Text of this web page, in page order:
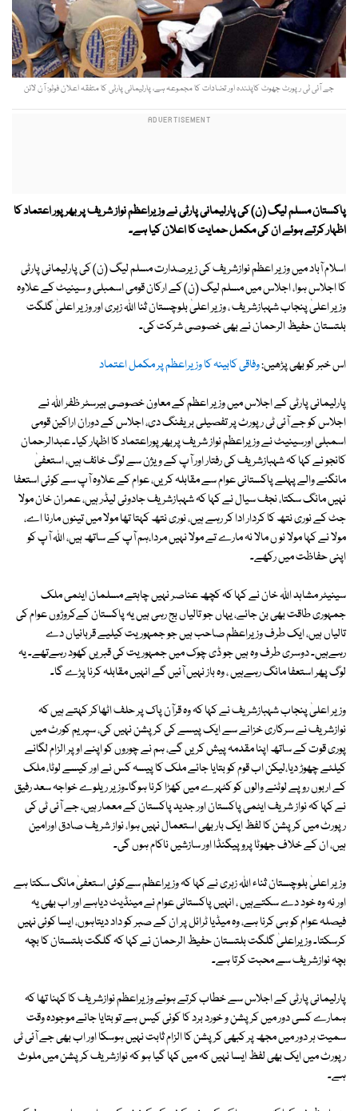
جے آئی ٹی رپورٹ جھوٹ کاپلندہ اور تضادات کا مجموعہ ہے، پارلیمانی پارٹی کا متفقہ اعلان فوٹو: آن لائن
پاکستان مسلم لیگ (ن) کی پارلیمانی پارٹی نے وزیراعظم نواز شریف پر بھر پور اعتماد کا
اظہار کرتے ہوئے ان کی مکمل حمایت کا اعلان کیا ہے۔
اسلام آباد میں وزیر اعظم نوازشریف کی زیرصدارت مسلم لیگ (ن) کی پارلیمانی پارٹی
کا اجلاس ہوا، اجلاس میں مسلم لیگ (ن) کے ارکان قومی اسمبلی و سینیٹ کے علاوہ
وزیر اعلیٰ پنجاب شہبازشریف ، وزیر اعلیٰ بلوچستان ثنا اللہ زہری اور وزیر اعلیٰ گلگت
بلتستان حفیظ الرحمان نے بھی خصوصی شرکت کی۔
اس خبر کو بھی پڑھیں:وفاقی کابینہ کا وزیراعظم پر مکمل اعتماد
پارلیمانی پارٹی کے اجلاس میں وزیر اعظم کے معاون خصوصی بیرسٹر ظفر اللہ نے
اجلاس کو جے آئی ٹی رپورٹ پر تفصیلی بریفنگ دی، اجلاس کے دوران اراکین قومی
اسمبلی اورسینیٹ نے وزیراعظم نواز شریف پربھرپوراعتماد کا اظہار کیا۔ عبدالرحمان
کانجو نے کہا کہ شہبازشریف کی رفتار اور آپ کے ویژن سے لوگ خائف ہیں، استعفیٰ
مانگنے والے پہلے پاکستانی عوام سے مقابلہ کریں، عوام کے علاوہ آپ سے کوئی استعفا
نہیں مانگ سکتا، نجف سیال نے کہا کہ شہبازشریف جادوئی لیڈر ہیں، عمران خان مولا
جٹ کے نوری نتھ کا کردار ادا کر رہے ہیں، نوری نتھ کہتا تھا مولا میں تینوں مارنا اے،
مولا نے کہا مولا نو ں مالا نہ مارے تے مولا نہیں مردا،ہم آپ کے ساتھ ہیں، اللہ آپ کو
اپنی حفاظت میں رکھے۔
سینیٹر مشاہد اللہ خان نے کہا کہ کچھ عناصر نہیں چاہتے مسلمان ایٹمی ملک
جمہوری طاقت بھی بن جائے، یہاں جو تالیاں بج رہی ہیں یہ پاکستان کےکروڑوں عوام کی
تالیاں ہیں، ایک طرف وزیراعظم صاحب ہیں جو جمہوریت کیلیے قربانیاں دے
رہےہیں۔ دوسری طرف وہ ہیں جو ڈی چوک میں جمہوریت کی قبریں کھود رہےتھے۔ یہ
لوگ پھر استعفا مانگ رہےہیں ، وہ باز نہیں آئیں گے انہیں مقابلہ کرنا پڑے گا۔
وزیر اعلیٰ پنجاب شہبازشریف نے کہا کہ وہ قرآن پاک پر حلف اٹھاکر کہتے ہیں کہ
نوازشریف نے سرکاری خزانے سے ایک پیسے کی کرپشن نہیں کی، سپریم کورٹ میں
پوری قوت کے ساتھ اپنا مقدمہ پیش کریں گے، ہم نے چوروں کو اپنے اوپر الزام لگانے
کیلئے چھوڑ دیا،لیکن اب قوم کو بتایا جائے ملک کا پیسہ کس نے اور کیسے لوٹا، ملک
کے اربوں روپے لوٹنے والوں کو کٹہرے میں کھڑا کرنا ہوگا۔وزیر ریلوے خواجہ سعد رفیق
نے کہا کہ ‏نواز شریف ایٹمی پاکستان اور جدید پاکستان کے معمار ہیں،‏ جے آئی ٹی کی
رپورٹ میں کرپشن کا لفظ ایک بار بھی استعمال نہیں ہوا، نواز شریف صادق اورامین
ہیں، ان کے خلاف جھوٹا پروپیگنڈا اور سازشیں ناکام ہوں گی۔
وزیر اعلیٰ بلوچستان ثناء اللہ زہری نے کہا کہ وزیراعظم سےکوئی استعفیٰ مانگ سکتا ہے
اور نہ وہ خود دے سکتےہیں ، انہیں پاکستانی عوام نے مینڈیٹ دیاہے اور اب بھی یہ
فیصلہ عوام کو ہی کرنا ہے، وہ میڈیا ٹرائل پر ان کے صبر کو داد دیتاہوں، ایسا کوئی نہیں
کرسکتا۔ وزیراعلیٰ گلگت بلتستان حفیظ الرحمان نے کہا کہ گلگت بلتستان کا بچہ
بچہ نوازشریف سے محبت کرتا ہے۔
پارلیمانی پارٹی کے اجلاس سے خطاب کرتے ہوئے وزیراعظم نوازشریف کا کہنا تھا کہ
ہمارے کسی دور میں کرپشن و خورد برد کا کوئی کیس ہے تو بتایا جائے موجودہ وقت
سمیت ہر دور میں مجھ پر کبھی کرپشن کا الزام ثابت نہیں ہوسکا اور اب بھی جے آئی ٹی
رپورٹ میں ایک بھی لفظ ایسا نہیں کہ میں کہا گیا ہو کہ نوازشریف کرپشن میں ملوث
ہے۔